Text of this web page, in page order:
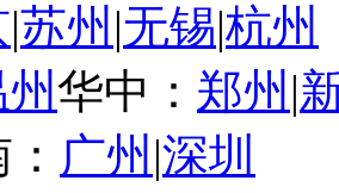
|苏州 |无锡|杭州
华中： 郑州 |
广州 |深圳